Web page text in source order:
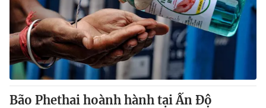
VTV Sức khoẻ Bất động sản
Thị trường 24h Tấm lòng Việt
VTV4 Vươn mình bằng AI
Bão Phethai hoành hành tại Ấn Độ